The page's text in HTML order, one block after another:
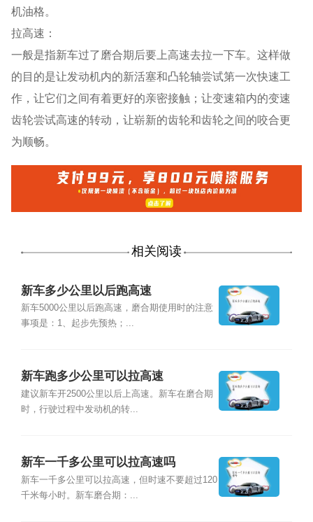
机油格。
拉高速：
一般是指新车过了磨合期后要上高速去拉一下车。这样做
的目的是让发动机内的新活塞和凸轮轴尝试第一次快速工
作，让它们之间有着更好的亲密接触；让变速箱内的变速
齿轮尝试高速的转动，让崭新的齿轮和齿轮之间的咬合更
为顺畅。
相关阅读
新车多少公里以后跑高速
新车5000公里以后跑高速，磨合期使用时的注意
事项是：1、起步先预热；...
新车跑多少公里可以拉高速
建议新车开2500公里以后上高速。新车在磨合期
时，行驶过程中发动机的转...
新车一千多公里可以拉高速吗
新车一千多公里可以拉高速，但时速不要超过120
千米每小时。新车磨合期：...